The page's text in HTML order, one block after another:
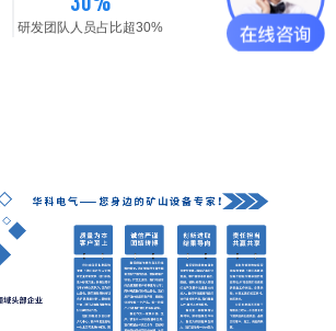
研发团队人员占比超30%